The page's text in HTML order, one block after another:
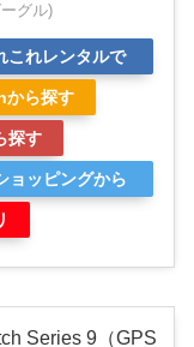
グル)
これレンタルで
から探す
探す
ョッピングから
Series 9（GPS